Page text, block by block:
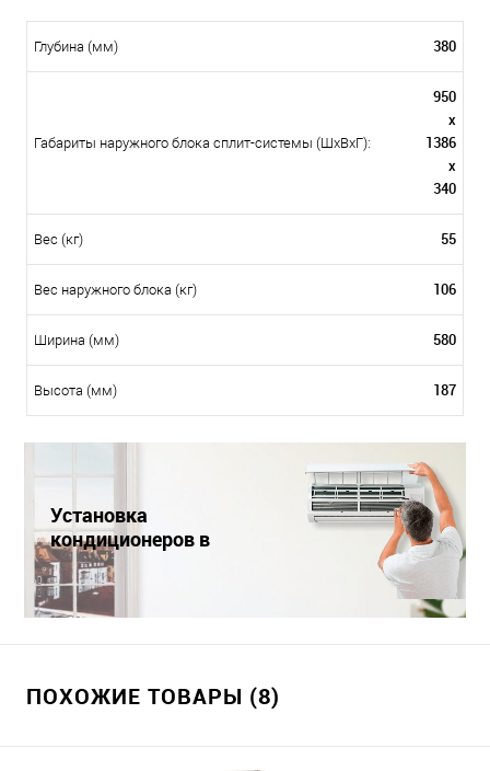
Глубина (мм) 380
Габариты наружного блока сплит-системы (ШxВxГ):
950
x
1386
x
340
Вес (кг) 55
Вес наружного блока (кг) 106
Ширина (мм) 580
Высота (мм) 187
Установка
кондиционеров в
Краснодаре
ПОХОЖИЕ ТОВАРЫ (8)